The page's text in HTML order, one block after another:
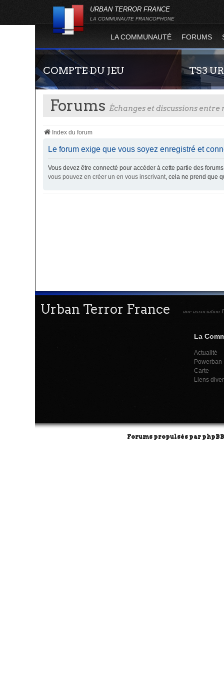
URBAN TERROR FRANCE
LA COMMUNAUTE FRANCOPHONE
LA COMMUNAUTÉ FORUMS
COMPTE DU JEU
Guide rapide concernant l'inscription sur le
site officiel du jeu. Créez ainsi votre compte
TS3
Envie de
Forums Échanges et discussions
Index du forum
Le forum exige que vous soyez enregistré et
Vous devez être connecté pour accéder à cette partie des
vous pouvez en créer un en vous inscrivant, cela ne prend que
Urban Terror France une association
La
Actualité
Powerban
Carte
Liens
Forums propulsés par phpBB